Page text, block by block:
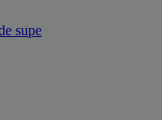
supe